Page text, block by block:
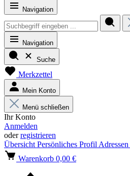
Navigation
Navigation
Suche
Merkzettel
Mein Konto
Menü schließen
Ihr Konto
Anmelden
oderregistrieren
Übersicht Persönliches Profil Adressen
Warenkorb 0,00 €